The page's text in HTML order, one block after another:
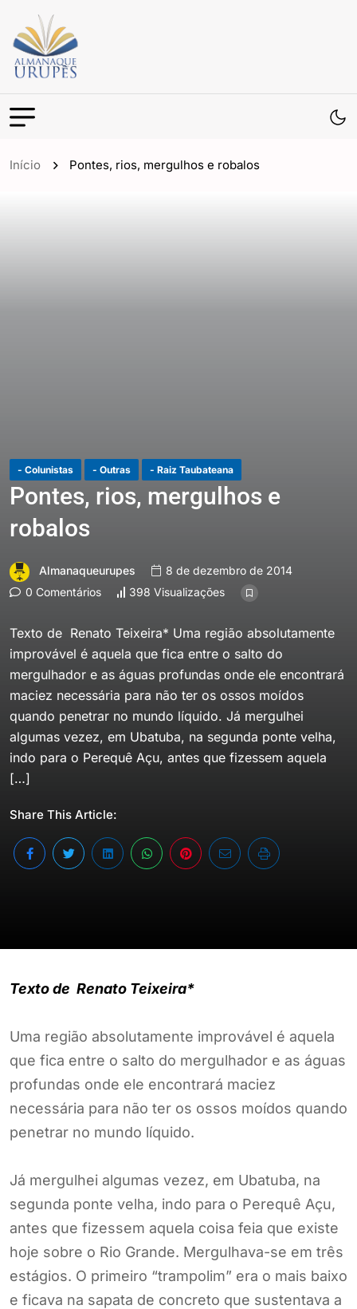
Início Pontes, rios, mergulhos e robalos
- Colunistas - Outras - Raiz Taubateana
Pontes, rios, mergulhos e
robalos
Almanaqueurupes
8 de dezembro de 2014
0 Comentários
398 Visualizações
Texto de Renato Teixeira* Uma região absolutamente
improvável é aquela que fica entre o salto do
mergulhador e as águas profundas onde ele encontrará
maciez necessária para não ter os ossos moídos
quando penetrar no mundo líquido. Já mergulhei
algumas vezez, em Ubatuba, na segunda ponte velha,
indo para o Perequê Açu, antes que fizessem aquela
[…]
Share This Article:
Texto de Renato Teixeira*
Uma região absolutamente improvável é aquela
que fica entre o salto do mergulhador e as águas
profundas onde ele encontrará maciez
necessária para não ter os ossos moídos quando
penetrar no mundo líquido.
Já mergulhei algumas vezez, em Ubatuba, na
segunda ponte velha, indo para o Perequê Açu,
antes que fizessem aquela coisa feia que existe
hoje sobre o Rio Grande. Mergulhava-se em três
estágios. O primeiro “trampolim” era o mais baixo
e ficava na sapata de concreto que sustentava a